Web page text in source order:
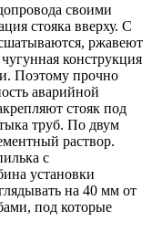
своими
стояка вверху. С
ржавеют
конструкция
Поэтому прочно
аварийной
стояк под
труб. По двум
раствор.
с
установки
на 40 мм от
под которые